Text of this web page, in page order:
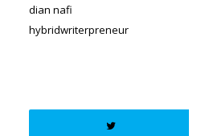
dian nafi
hybridwriterpreneur